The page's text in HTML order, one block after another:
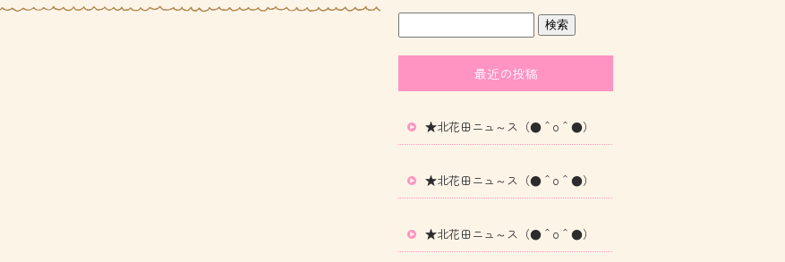
最近の投稿
★北花田ニュ～ス（●＾o＾●）
★北花田ニュ～ス（●＾o＾●）
★北花田ニュ～ス（●＾o＾●）